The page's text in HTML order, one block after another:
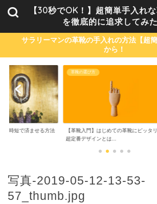
【30秒でOK！】超簡単手入れ
を徹底的に追求してみた
サラリーマンの革靴の手入れの方法【超
から！
・時短で済ませる方法
革靴の選び方
【革靴入門】はじめての革靴にピッタ
超定番デザインとは...
写真-2019-05-12-13-53-
57_thumb.jpg